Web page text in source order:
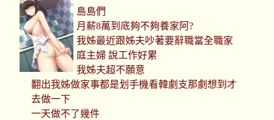
島島們
月薪8萬到底夠不夠養家阿?
我姊最近跟姊夫吵著要辭職當全職家
庭主婦 說工作好累
我姊夫超不願意
翻出我姊做家事都是划手機看韓劇支那劇想到才
去做一下
一天做不了幾件